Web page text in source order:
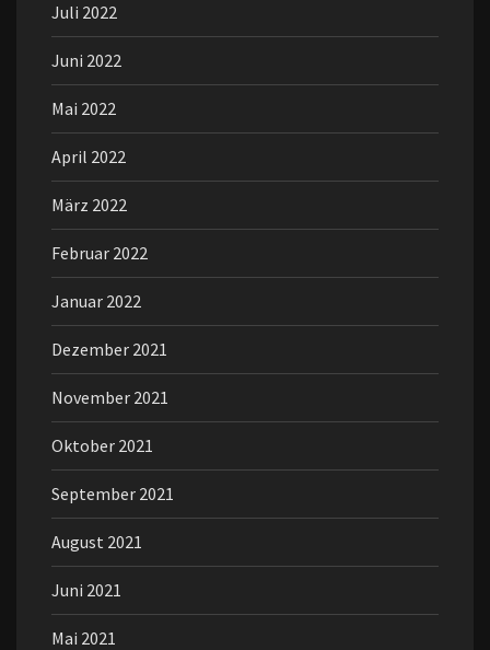
Juli 2022
Juni 2022
Mai 2022
April 2022
März 2022
Februar 2022
Januar 2022
Dezember 2021
November 2021
Oktober 2021
September 2021
August 2021
Juni 2021
Mai 2021